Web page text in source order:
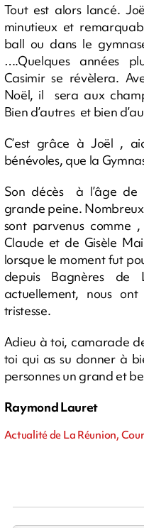
Tout est alors lancé.
minutieux et
ball ou dans le
….Quelques années
Casimir se révèlera.
Noël, il sera aux
Bien d’autres et bien
C’est grâce à Joël ,
bénévoles, que la
Son décès à l’âge
grande peine.
sont parvenus comme
Claude et de Gisèle
lorsque le moment fut
depuis Bagnères de
actuellement, nous
tristesse.
Adieu à toi, camarade
toi qui as su donner à
personnes un grand et
Raymond Lauret
Actualité de La Réunion,